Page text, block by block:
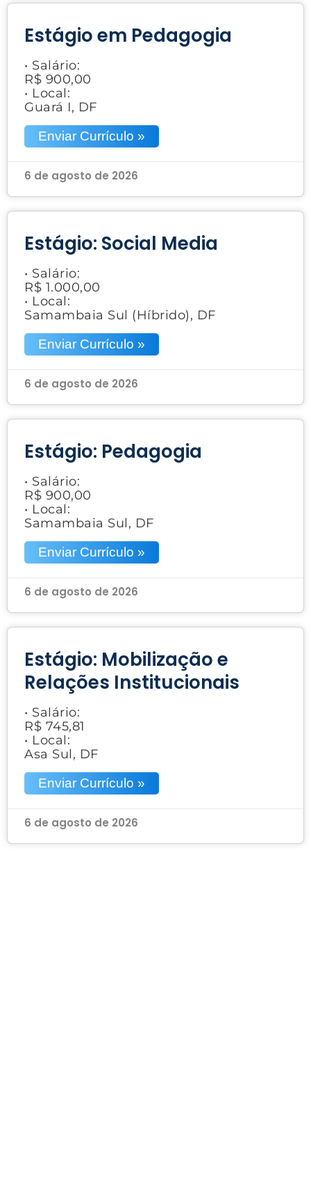
Estágio em Pedagogia
• Salário:
R$ 900,00
• Local:
Guará I, DF
Enviar Currículo »
6 de agosto de 2026
Estágio: Social Media
• Salário:
R$ 1.000,00
• Local:
Samambaia Sul (Híbrido), DF
Enviar Currículo »
6 de agosto de 2026
Estágio: Pedagogia
• Salário:
R$ 900,00
• Local:
Samambaia Sul, DF
Enviar Currículo »
6 de agosto de 2026
Estágio: Mobilização e
Relações Institucionais
• Salário:
R$ 745,81
• Local:
Asa Sul, DF
Enviar Currículo »
6 de agosto de 2026